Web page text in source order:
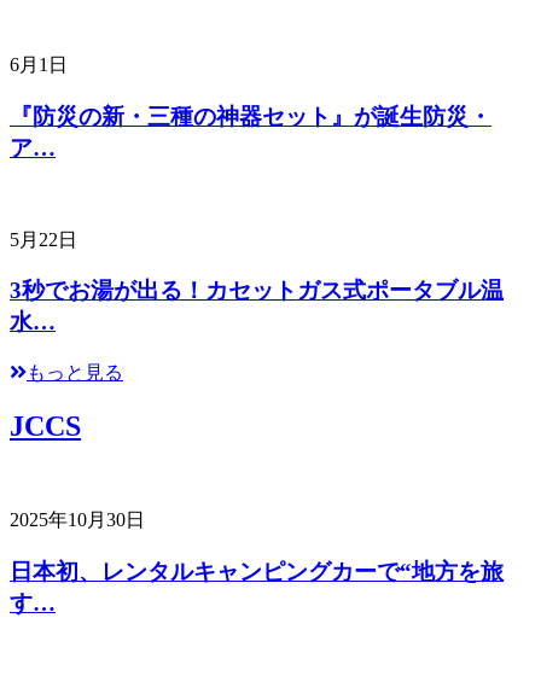
6月1日
『防災の新・三種の神器セット』が誕生防災・
ア…
5月22日
3秒でお湯が出る！カセットガス式ポータブル温
水…
もっと見る
JCCS
2025年10月30日
日本初、レンタルキャンピングカーで“地方を旅
す…